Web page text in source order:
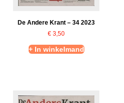
De Andere Krant – 34 2023
€ 3,50
+ In winkelmand